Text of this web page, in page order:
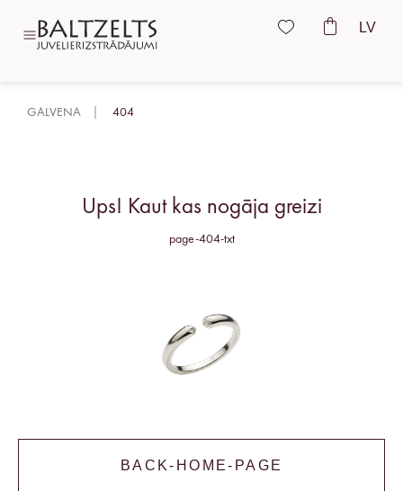
LV
GALVENA 404
Ups! Kaut kas nogāja greizi
page-404-txt
BACK-HOME-PAGE